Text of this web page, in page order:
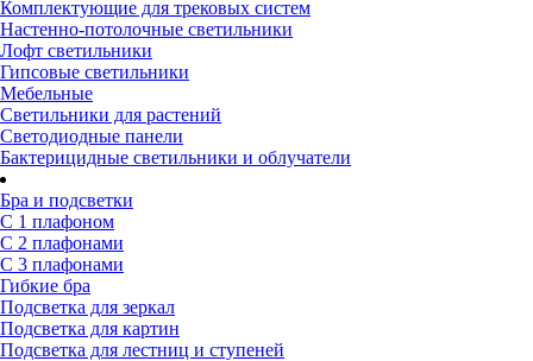
Комплектующие для трековых систем
Настенно-потолочные светильники
Лофт светильники
Гипсовые светильники
Мебельные
Светильники для растений
Светодиодные панели
Бактерицидные светильники и облучатели
Бра и подсветки
С 1 плафоном
С 2 плафонами
С 3 плафонами
Гибкие бра
Подсветка для зеркал
Подсветка для картин
Подсветка для лестниц и ступеней